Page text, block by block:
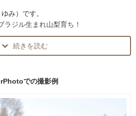
娠線が…」
い時期…
いただき綺麗な写真を撮っていきま
も嬉しいけれど、
を通して
み）です。
ジル生まれ山梨育ち！
続きを読む
での撮影例